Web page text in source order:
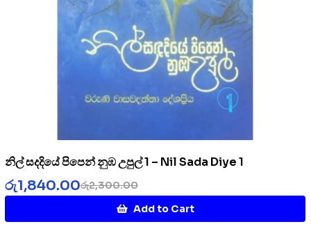
නිල් සදදියේ පිපෙන් නුඹ උපුල් 1 – Nil Sada Diye 1
රු2,300.00
රු1,840.00
Add to Cart